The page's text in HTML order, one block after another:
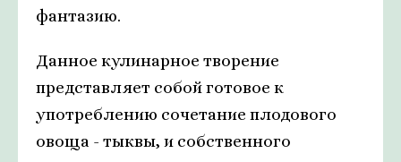
фантазию.
Данное кулинарное творение
представляет собой готовое к
употреблению сочетание плодового
овоща - тыквы, и собственного